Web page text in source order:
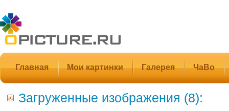
Главная Мои картинки Галерея ЧаВо
Загруженные изображения (8):